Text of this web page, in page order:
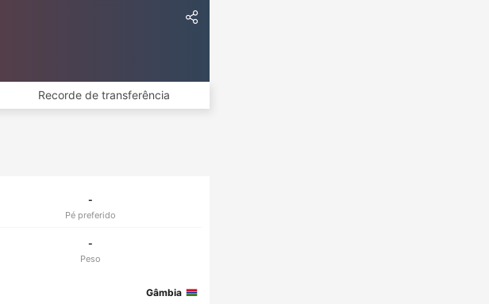
Recorde de transferência
-
Pé preferido
-
Peso
Gâmbia